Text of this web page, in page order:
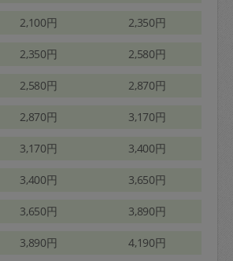
2,100円 2,350円
2,350円 2,580円
2,580円 2,870円
2,870円 3,170円
3,170円 3,400円
3,400円 3,650円
3,650円 3,890円
3,890円 4,190円